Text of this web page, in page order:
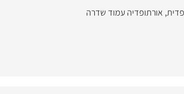
, אורתופדיה עמוד שדרה